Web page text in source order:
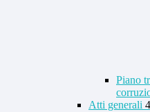
Piano
Atti generali